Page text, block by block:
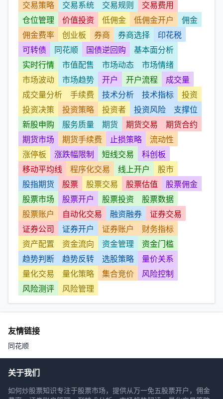
交易策略
交易系统 交易规则
交易费用
仓位管理
价值投资 低佣金 低佣金开户
佣金
佣金费率
创业板 券商 券商选择
印花税
可转债
同花顺 国债逆回购
基本面分析
实时行情
市值配售 市场动态
市场情绪
市场波动
市场趋势 开户 开户流程
成交量
成交量分析
手续费 技术分析 技术指标
投资
投资决策
投资策略 投资者 投资风险
支撑位
新股申购
服务质量 期货 期货交易
期货合约
期货市场
期货手续费 止损策略
流动性
涨停板
涨跌幅限制 短线交易
科创板
移动平均线
程序化交易 线上开户
股市
股指期货
股票 股票交易 股票估值
股票佣金
股票市场
股票开户 股票投资
股票数据
股票账户
自动化交易 融资融券
证券交易
证券公司
证券开户 证券账户
财务指标
资产配置
资金流向 资金管理
资金门槛
趋势判断
趋势反转 选股策略
量价关系
量化交易
量化策略 集合竞价
风险控制
风险测评
风险管理
友情链接
同花顺
关于我们
如何炒股票知识专注于股票市场，提供从万一免五股票开户，佣金